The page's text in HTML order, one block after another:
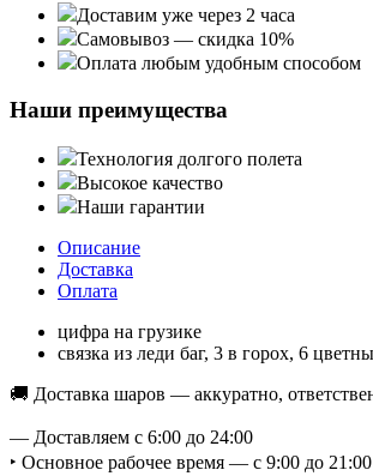
Доставим уже через 2 часа
Самовывоз — скидка 10%
Оплата любым удобным способом
Наши преимущества
Технология долгого полета
Высокое качество
Наши гарантии
Описание
Доставка
Оплата
цифра на грузике
связка из леди баг, 3 в горох, 6
🚚 Доставка шаров — аккуратно,
— Доставляем с 6:00 до 24:00
‣ Основное рабочее время — с 9:00 до 21:00